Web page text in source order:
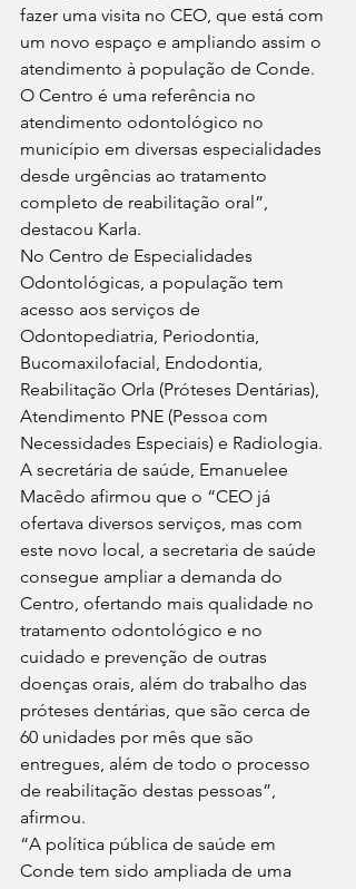
fazer uma visita no CEO, que está com
um novo espaço e ampliando assim o
atendimento à população de Conde.
O Centro é uma referência no
atendimento odontológico no
município em diversas especialidades
desde urgências ao tratamento
completo de reabilitação oral”,
destacou Karla.
No Centro de Especialidades
Odontológicas, a população tem
acesso aos serviços de
Odontopediatria, Periodontia,
Bucomaxilofacial, Endodontia,
Reabilitação Orla (Próteses Dentárias),
Atendimento PNE (Pessoa com
Necessidades Especiais) e Radiologia.
A secretária de saúde, Emanuelee
Macêdo afirmou que o “CEO já
ofertava diversos serviços, mas com
este novo local, a secretaria de saúde
consegue ampliar a demanda do
Centro, ofertando mais qualidade no
tratamento odontológico e no
cuidado e prevenção de outras
doenças orais, além do trabalho das
próteses dentárias, que são cerca de
60 unidades por mês que são
entregues, além de todo o processo
de reabilitação destas pessoas”,
afirmou.
“A política pública de saúde em
Conde tem sido ampliada de uma